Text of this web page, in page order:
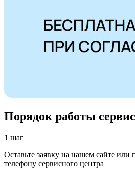
Порядок работы
1 шаг
Оставьте заявку на нашем сайте или
телефону сервисного центра